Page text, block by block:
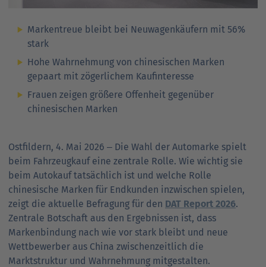
Markentreue bleibt bei Neuwagenkäufern mit 56%
stark
Hohe Wahrnehmung von chinesischen Marken
gepaart mit zögerlichem Kaufinteresse
Frauen zeigen größere Offenheit gegenüber
chinesischen Marken
Ostfildern, 4. Mai 2026 – Die Wahl der Automarke spielt
beim Fahrzeugkauf eine zentrale Rolle. Wie wichtig sie
beim Autokauf tatsächlich ist und welche Rolle
chinesische Marken für Endkunden inzwischen spielen,
zeigt die aktuelle Befragung für den DAT Report 2026.
Zentrale Botschaft aus den Ergebnissen ist, dass
Markenbindung nach wie vor stark bleibt und neue
Wettbewerber aus China zwischenzeitlich die
Marktstruktur und Wahrnehmung mitgestalten.